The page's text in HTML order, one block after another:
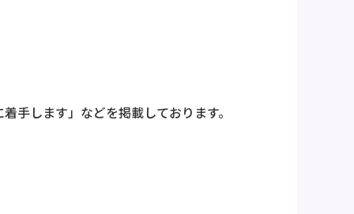
手します」などを掲載しております。